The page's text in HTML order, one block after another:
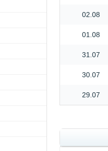
02.08
01.08
31.07
30.07
29.07